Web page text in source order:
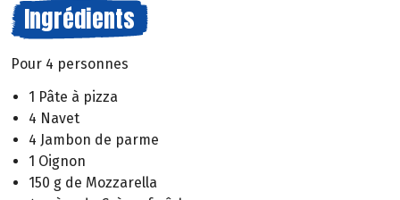
Ingrédients
Pour 4 personnes
1 Pâte à pizza
4 Navet
4 Jambon de parme
1 Oignon
150 g de Mozzarella